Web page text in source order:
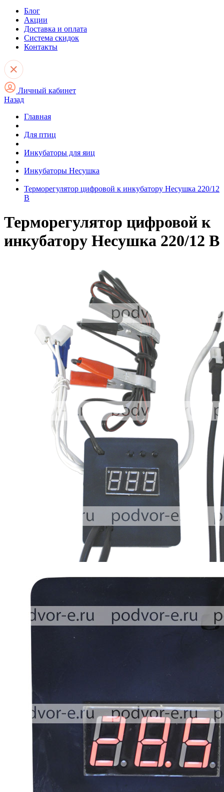
Блог
Акции
Доставка и оплата
Система скидок
Контакты
Личный кабинет
Назад
Главная
Для птиц
Инкубаторы для яиц
Инкубаторы Несушка
Терморегулятор цифровой к инкубатору Несушка 220/12
В
Терморегулятор цифровой к
инкубатору Несушка 220/12 В